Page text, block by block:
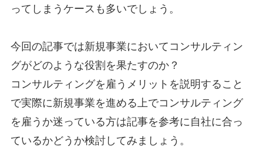
ってしまうケースも多いでしょう。
今回の記事では新規事業においてコンサルティン
グがどのような役割を果たすのか？
コンサルティングを雇うメリットを説明すること
で実際に新規事業を進める上でコンサルティング
を雇うか迷っている方は記事を参考に自社に合っ
ているかどうか検討してみましょう。